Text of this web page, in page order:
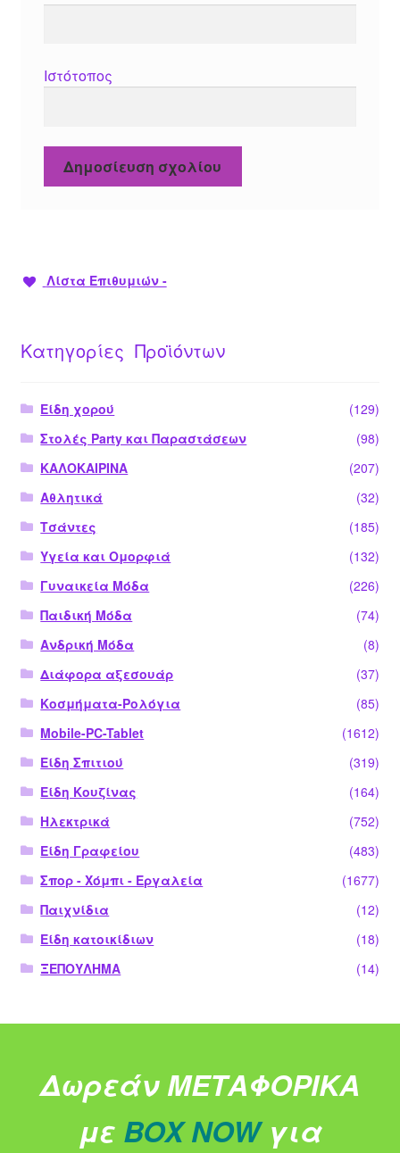
Ιστότοπος
Λίστα Επιθυμιών -
Κατηγορίες Προϊόντων
Είδη χορού
(129)
Στολές Party και Παραστάσεων
(98)
ΚΑΛΟΚΑΙΡΙΝΑ
(207)
Αθλητικά
(32)
Τσάντες
(185)
Υγεία και Ομορφιά
(132)
Γυναικεία Μόδα
(226)
Παιδική Μόδα
(74)
Ανδρική Μόδα
(8)
Διάφορα αξεσουάρ
(37)
Κοσμήματα-Ρολόγια
(85)
Mobile-PC-Tablet
(1612)
Είδη Σπιτιού
(319)
Είδη Κουζίνας
(164)
Ηλεκτρικά
(752)
Είδη Γραφείου
(483)
Σπορ - Χόμπι - Εργαλεία
(1677)
Παιχνίδια
(12)
Είδη κατοικίδιων
(18)
ΞΕΠΟΥΛΗΜΑ
(14)
Δωρεάν ΜΕΤΑΦΟΡΙΚΑ
με BOX NOW για